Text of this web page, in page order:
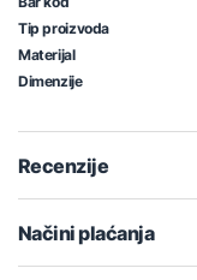
Tip proizvoda
Materijal
Dimenzije
Recenzije
Načini plaćanja